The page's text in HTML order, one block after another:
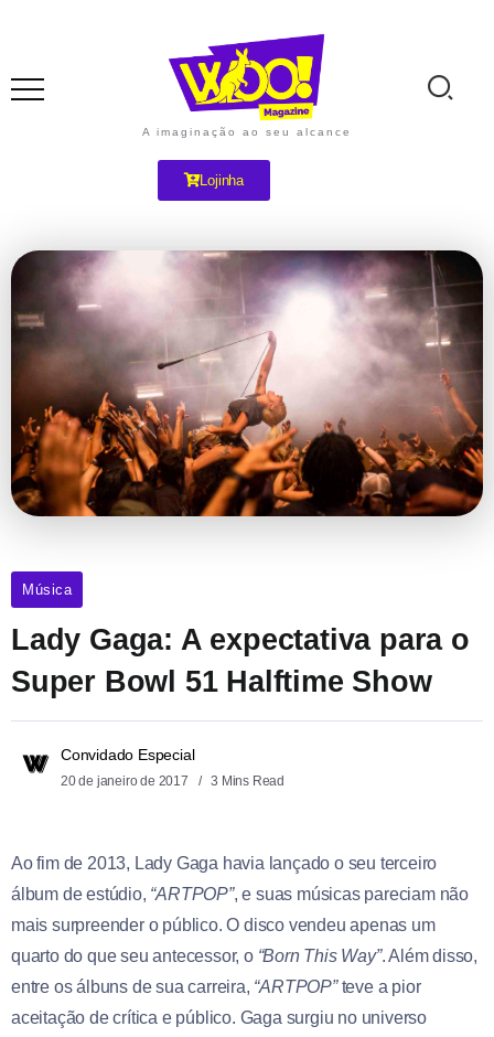
A imaginação ao seu alcance
Lojinha
Música
Lady Gaga: A expectativa para o
Super Bowl 51 Halftime Show
Convidado Especial
20 de janeiro de 2017 3 Mins Read
Ao fim de 2013, Lady Gaga havia lançado o seu terceiro
álbum de estúdio, “ARTPOP”, e suas músicas pareciam não
mais surpreender o público. O disco vendeu apenas um
quarto do que seu antecessor, o “Born This Way”. Além disso,
entre os álbuns de sua carreira, “ARTPOP”teve a pior
aceitação de crítica e público. Gaga surgiu no universo